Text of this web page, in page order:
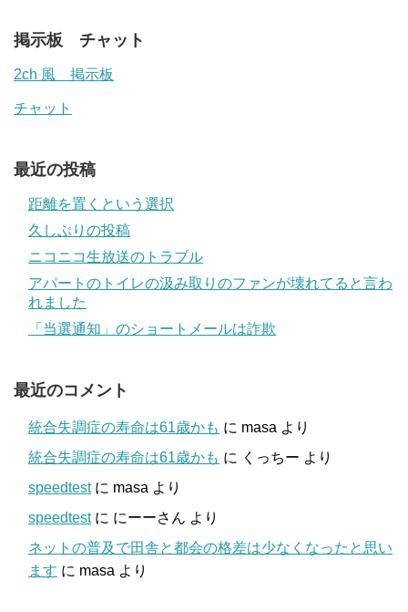
掲示板 チャット
2ch 風 掲示板
チャット
最近の投稿
距離を置くという選択
久しぶりの投稿
ニコニコ生放送のトラブル
アパートのトイレの汲み取りのファンが壊れてると言わ
れました
「当選通知」のショートメールは詐欺
最近のコメント
統合失調症の寿命は61歳かも に masa より
統合失調症の寿命は61歳かも に くっちー より
speedtestに masa より
speedtestに にーーさん より
ネットの普及で田舎と都会の格差は少なくなったと思い
ます に masa より